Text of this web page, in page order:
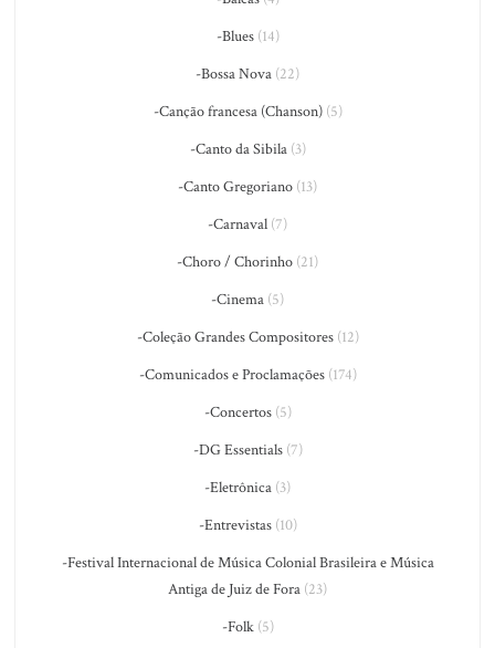
-Blues(14)
-Bossa Nova (22)
-Canção francesa (Chanson)(5)
-Canto da Sibila(3)
-Canto Gregoriano (13)
-Carnaval (7)
-Choro / Chorinho (21)
-Cinema (5)
-Coleção Grandes Compositores(12)
-Comunicados e Proclamações(174)
-Concertos(5)
-DG Essentials(7)
-Eletrônica (3)
-Entrevistas(10)
-Festival Internacional de Música Colonial Brasileira e Música
Antiga de Juiz de Fora (23)
-Folk(5)